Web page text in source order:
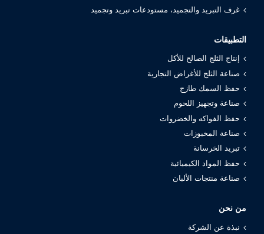
غرف التبريد والتجميد، مستودعات تبريد وتجميد
التطبيقات
إنتاج الثلج الصالح للأكل
صناعة الثلج للأغراض التجارية
حفظ السمك طازج
صناعة وتجهيز اللحوم
حفظ الفواكه والخضروات
صناعة المخبوزات
تبريد الخرسانة
حفظ المواد الكيميائية
صناعة منتجات الألبان
من نحن
نبذة عن الشركة